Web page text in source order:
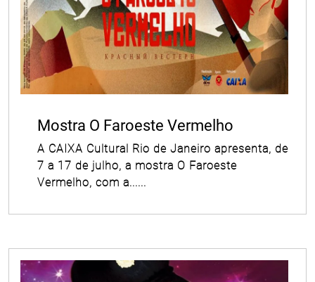
Mostra O Faroeste Vermelho
A CAIXA Cultural Rio de Janeiro apresenta, de
7 a 17 de julho, a mostra O Faroeste
Vermelho, com a......